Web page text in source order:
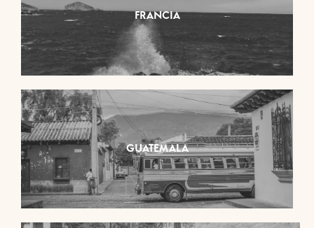
FRANCIA
GUATEMALA